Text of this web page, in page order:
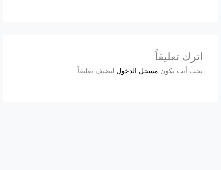
اترك تعليقاً
يجب أنت تكون مسجل الدخول لتضيف تعليقاً.